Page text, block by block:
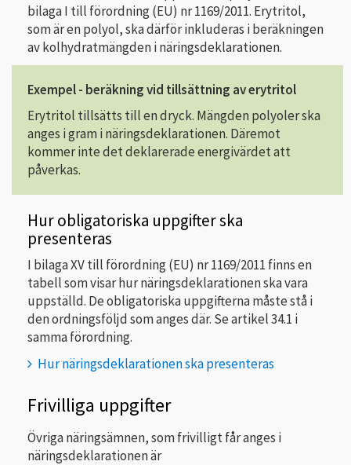
bilaga I till förordning (EU) nr 1169/2011. Erytritol,
som är en polyol, ska därför inkluderas i beräkningen
av kolhydratmängden i näringsdeklarationen.
Exempel - beräkning vid tillsättning av erytritol
Erytritol tillsätts till en dryck. Mängden polyoler ska
anges i gram i näringsdeklarationen. Däremot
kommer inte det deklarerade energivärdet att
påverkas.
Hur obligatoriska uppgifter ska
presenteras
I bilaga XV till förordning (EU) nr 1169/2011 finns en
tabell som visar hur näringsdeklarationen ska vara
uppställd. De obligatoriska uppgifterna måste stå i
den ordningsföljd som anges där. Se artikel 34.1 i
samma förordning.
Hur näringsdeklarationen ska presenteras
Frivilliga uppgifter
Övriga näringsämnen, som frivilligt får anges i
näringsdeklarationen är